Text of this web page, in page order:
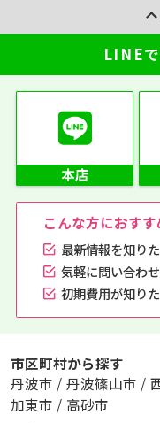
LINE
こんな方におすす
最新情報を知り
気軽に問い合わ
初期費用が知り
市区町村から探す
丹波市 / 丹波篠山市 /
加東市 / 高砂市